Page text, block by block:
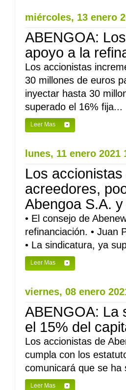
miércoles, 13 enero
ABENGOA:
apoyo a la
Los accionistas
30 millones de euros
inyectar hasta 30
superado el 16% fija...
Leer Mas
lunes, 11 enero 2021
Los
acreedores,
Abengoa S.A.
• El consejo de
refinanciación. • Juan
• La sindicatura, ya
Leer Mas
viernes, 08 enero
ABENGOA: La
el 15% del
Los accionistas de
cumpla con los
comunicará que se ha
Leer Mas